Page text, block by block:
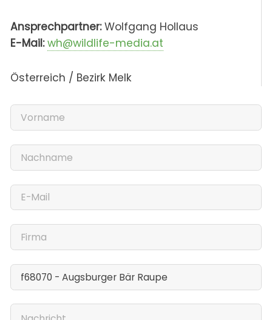
Ansprechpartner:Wolfgang Hollaus
E-Mail: wh@wildlife-media.at
Österreich / Bezirk Melk